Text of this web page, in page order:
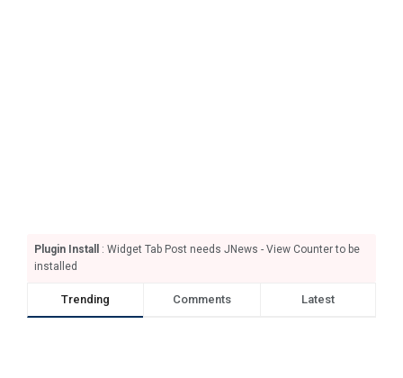
Plugin Install
: Widget Tab Post needs JNews - View Counter to be
installed
Trending Comments Latest